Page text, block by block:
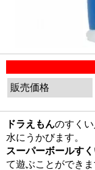
販売価格
ドラえもんのすく
水にうかびます。
スーパーボールす
て遊ぶことができま